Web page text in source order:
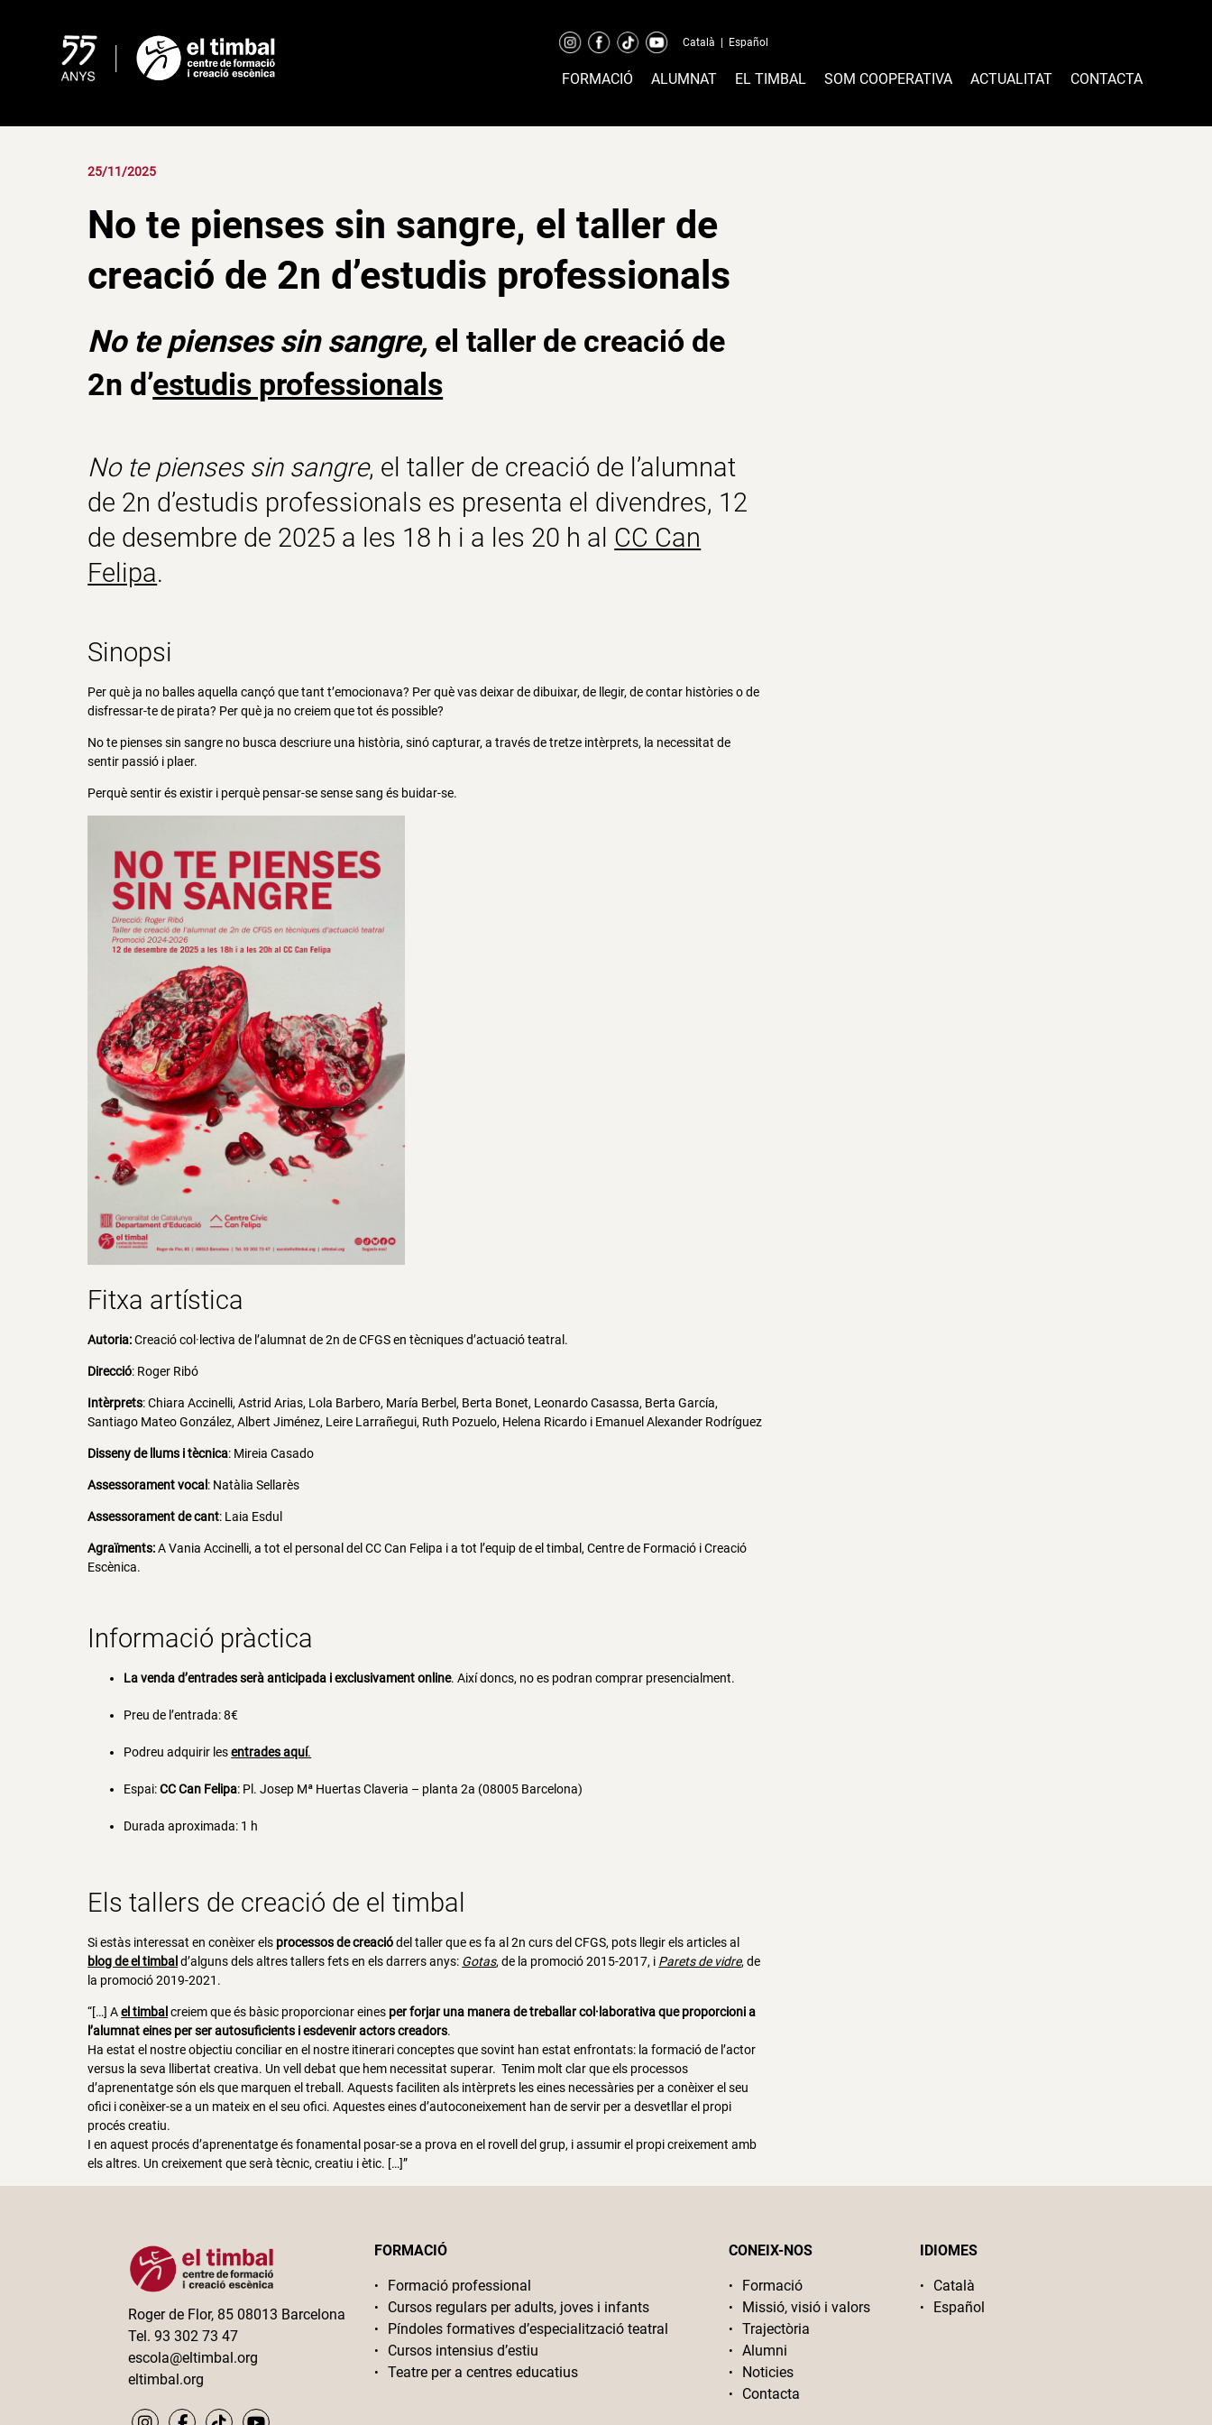
Català Español
FORMACIÓ ALUMNAT EL TIMBAL SOM COOPERATIVA ACTUALITAT CONTACTA
25/11/2025
No te pienses sin sangre, el taller de
creació de 2n d’estudis professionals
No te pienses sin sangre, el taller de creació de
2n d’estudis professionals
No te pienses sin sangre, el taller de creació de l’alumnat
de 2n d’estudis professionals es presenta el divendres, 12
de desembre de 2025 a les 18 h i a les 20 h al CC Can
Felipa.
Sinopsi
Per què ja no balles aquella cançó que tant t’emocionava? Per què vas deixar de dibuixar, de llegir, de contar històries o de
disfressar-te de pirata? Per què ja no creiem que tot és possible?
No te pienses sin sangre no busca descriure una història, sinó capturar, a través de tretze intèrprets, la necessitat de
sentir passió i plaer.
Perquè sentir és existir i perquè pensar-se sense sang és buidar-se.
Fitxa artística
Autoria:Creació col·lectiva de l’alumnat de 2n de CFGS en tècniques d’actuació teatral.
Direcció: Roger Ribó
Intèrprets:Chiara Accinelli, Astrid Arias, Lola Barbero, María Berbel, Berta Bonet, Leonardo Casassa, Berta García,
Santiago Mateo González, Albert Jiménez, Leire Larrañegui, Ruth Pozuelo, Helena Ricardo i Emanuel Alexander Rodríguez
Disseny de llums i tècnica: Mireia Casado
Assessorament vocal : Natàlia Sellarès
Assessorament de cant: Laia Esdul
Agraïments:A Vania Accinelli, a tot el personal del CC Can Felipa i a tot l’equip de el timbal, Centre de Formació i Creació
Escènica.
Informació pràctica
La venda d’entrades serà anticipada i exclusivament online. Així doncs, no es podran comprar presencialment.
Preu de l’entrada: 8€
Podreu adquirir lesentrades aquí.
Espai:CC Can Felipa: Pl. Josep Mª Huertas Claveria – planta 2a (08005 Barcelona)
Durada aproximada: 1 h
Els tallers de creació de el timbal
Si estàs interessat en conèixer els processos de creaciódel taller que es fa al 2n curs del CFGS, pots llegir els articles al
blog de el timbal d’alguns dels altres tallers fets en els darrers anys: Gotas, de la promoció 2015-2017, i Parets de vidre, de
la promoció 2019-2021.
“[…] Ael timbal creiem que és bàsic proporcionar eines per forjar una manera de treballar col·laborativa que proporcioni a
l’alumnat eines per ser autosuficients i esdevenir actors creadors.
Ha estat el nostre objectiu conciliar en el nostre itinerari conceptes que sovint han estat enfrontats: la formació de l’actor
versus la seva llibertat creativa. Un vell debat que hem necessitat superar. Tenim molt clar que els processos
d’aprenentatge són els que marquen el treball. Aquests faciliten als intèrprets les eines necessàries per a conèixer el seu
ofici i conèixer-se a un mateix en el seu ofici. Aquestes eines d’autoconeixement han de servir per a desvetllar el propi
procés creatiu.
I en aquest procés d’aprenentatge és fonamental posar-se a prova en el rovell del grup, i assumir el propi creixement amb
els altres. Un creixement que serà tècnic, creatiu i ètic. […]”
Roger de Flor, 85 08013 Barcelona
Tel. 93 302 73 47
escola@eltimbal.org
eltimbal.org
FORMACIÓ
Formació professional
Cursos regulars per adults, joves i infants
Píndoles formatives d’especialització teatral
Cursos intensius d’estiu
Teatre per a centres educatius
CONEIX-NOS
Formació
Missió, visió i valors
Trajectòria
Alumni
Noticies
Contacta
IDIOMES
Català
Español